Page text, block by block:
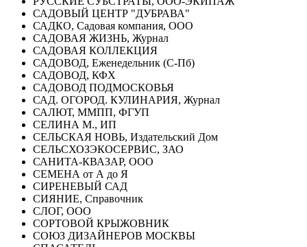
САДОВЫЙ ЦЕНТР "ДУБРАВА"
САДКО, Садовая компания, ООО
САДОВАЯ ЖИЗНЬ, Журнал
САДОВАЯ КОЛЛЕКЦИЯ
САДОВОД, Еженедельник (С-Пб)
САДОВОД, КФХ
САДОВОД ПОДМОСКОВЬЯ
САД. ОГОРОД. КУЛИНАРИЯ, Журнал
САЛЮТ, ММПП, ФГУП
СЕЛИНА М., ИП
СЕЛЬСКАЯ НОВЬ, Издательский Дом
СЕЛЬСХОЗЭКОСЕРВИС, ЗАО
САНИТА-КВАЗАР, ООО
СЕМЕНА от А до Я
СИРЕНЕВЫЙ САД
СИЯНИЕ, Справочник
СЛОГ, ООО
СОРТОВОЙ КРЫЖОВНИК
СОЮЗ ДИЗАЙНЕРОВ МОСКВЫ